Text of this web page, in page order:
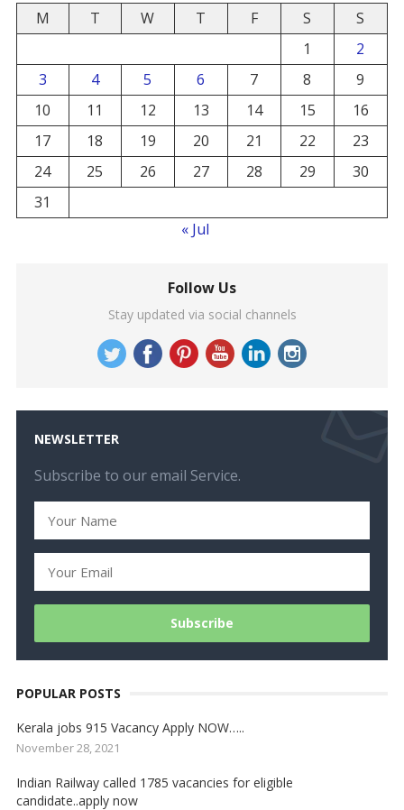
M
T W T F S
S
1
2
3
4 5 6 7 8
9
10
11 12 13 14 15
16
17
18 19 20 21 22
23
24
25 26 27 28 29
30
31
« Jul
Follow Us
Stay updated via social channels
NEWSLETTER
Subscribe to our email Service.
POPULAR POSTS
Kerala jobs 915 Vacancy Apply NOW…..
November 28, 2021
Indian Railway called 1785 vacancies for eligible
candidate..apply now